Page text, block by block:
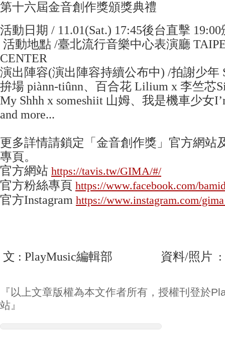
第十六屆金音創作獎頒獎典禮
活動日期 / 11.01(Sat.) 17:45後台直擊
活動地點 /臺北流行音樂中心表演廳
CENTER
演出陣容(演出陣容持續公布中) /拍謝少年
拚場 piànn-tiûnn、百合花 Lilium x 李竺芯
My Shhh x someshiit 山姆、我是機車少女
and more...
更多詳情請鎖定「金音創作獎」官方網站
專頁。
官方網站 https://tavis.tw/GIMA/#/
官方粉絲專頁 https://www.facebook.com/
官方Instagram https://www.instagram.com/
文 : PlayMusic編輯部 資料/照片 :
『以上文章版權為本文作者所有，授權刊登於
站』